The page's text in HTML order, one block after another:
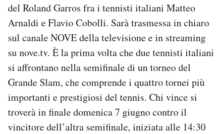
del Roland Garros fra i tennisti italiani Matteo
Arnaldi e Flavio Cobolli. Sarà trasmessa in chiaro
sul canale NOVE della televisione e in streaming
su nove.tv. È la prima volta che due tennisti italiani
si affrontano nella semifinale di un torneo del
Grande Slam, che comprende i quattro tornei più
importanti e prestigiosi del tennis. Chi vince si
troverà in finale domenica 7 giugno contro il
vincitore dell’altra semifinale, iniziata alle 14:30